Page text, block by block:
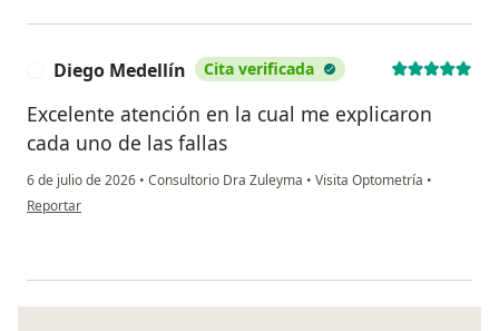
Diego Medellín Cita verificada
Excelente atención en la cual me explicaron
cada uno de las fallas
6 de julio de 2026 • Consultorio Dra Zuleyma • Visita Optometría •
en opinión del usuario Diego Medellín
Reportar